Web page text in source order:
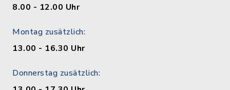
8.00 - 12.00 Uhr
Montag zusätzlich:
13.00 - 16.30 Uhr
Donnerstag zusätzlich: